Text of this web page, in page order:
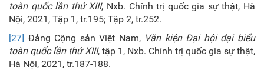
toàn quốc lần thứ XIII, Nxb. Chính trị quốc gia sự thật, Hà
Nội, 2021, Tập 1, tr.195; Tập 2, tr.252.
[27] Đảng Cộng sản Việt Nam, Văn kiện Đại hội đại biểu
toàn quốc lần thứ XIII, tập 1, Nxb. Chính trị quốc gia sự thật,
Hà Nội, 2021, tr.187-188.